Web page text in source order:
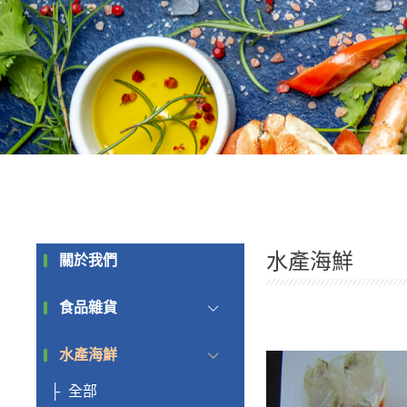
關於我們
食品雜貨
水產海鮮
全部
水產海鮮